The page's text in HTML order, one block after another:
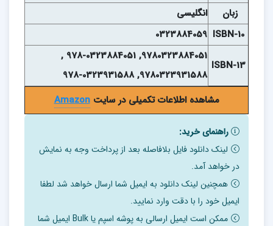
زبان
انگلیسی
ISBN-10
0323884059
ISBN-13
9780323884051, 978-0323884051 ,
9780323931588, 978-0323931588
مشاهده اطلاعات تکمیلی در سایتAmazon
راهنمای خرید:
لینک دانلود فایل بلافاصله بعد از پرداخت وجه به نمایش
در خواهد آمد.
همچنین لینک دانلود به ایمیل شما ارسال خواهد شد لطفا
ایمیل خود را با دقت وارد نمایید.
ممکن است ایمیل ارسالی به پوشه اسپم یا Bulk ایمیل شما